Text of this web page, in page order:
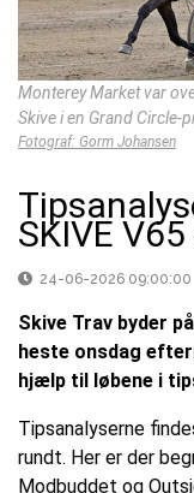
Monterey Market var
Skive i en Grand Circle-
Fotograf: Gorm Johansen
SKIVE
24-06-2026 09:00:00
Skive Trav byder
heste onsdag
hjælp til løbene i
Tipsanalyserne
rundt. Her er der
Modbuddet og